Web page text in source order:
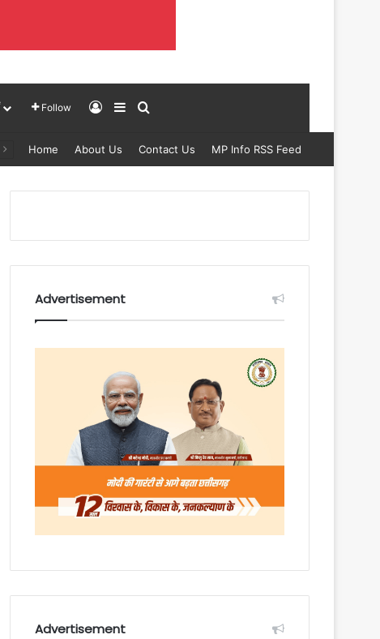
Follow Log InSidebar
Home About Us Contact Us MP Info RSS Feed
Advertisement
Advertisement